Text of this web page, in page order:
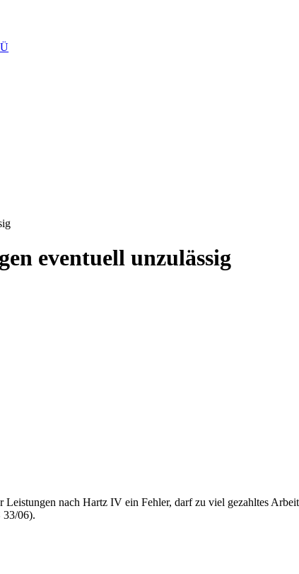
eventuell unzulässig
nach Hartz IV ein Fehler, darf zu viel gezahltes
33/06).